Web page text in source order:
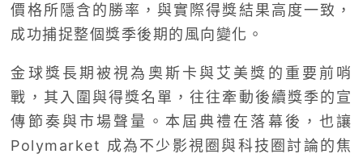
價格所隱含的勝率，與實際得獎結果高度一致，
成功捕捉整個獎季後期的風向變化。
金球獎長期被視為奧斯卡與艾美獎的重要前哨
戰，其入圍與得獎名單，往往牽動後續獎季的宣
傳節奏與市場聲量。本屆典禮在落幕後，也讓
Polymarket 成為不少影視圈與科技圈討論的焦